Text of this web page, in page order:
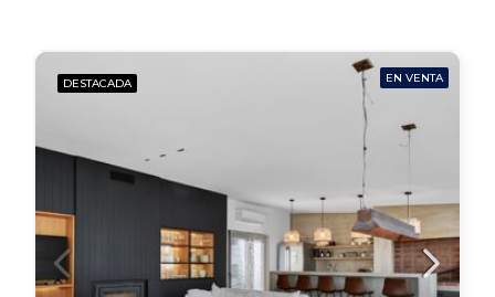
DESTACADA EN VENTA